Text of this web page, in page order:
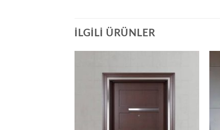
İLGILI ÜRÜNLER